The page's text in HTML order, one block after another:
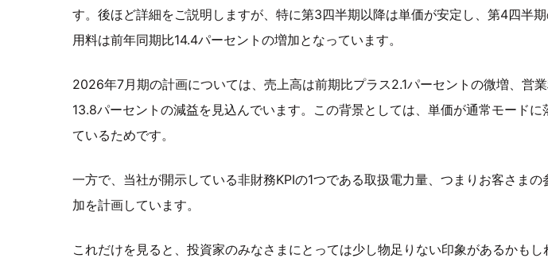
す。後ほど詳細をご説明しますが、特に第3四半期以降は単価が安定し、第4四半
用料は前年同期比14.4パーセントの増加となっています。
2026年7月期の計画については、売上高は前期比プラス2.1パーセントの微増、営
13.8パーセントの減益を見込んでいます。この背景としては、単価が通常モードに
ているためです。
一方で、当社が開示している非財務KPIの1つである取扱電力量、つまりお客さまの
加を計画しています。
これだけを見ると、投資家のみなさまにとっては少し物足りない印象があるかもし